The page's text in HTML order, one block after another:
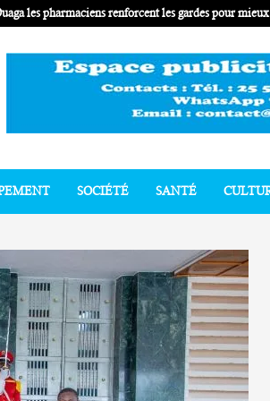
les pharmaciens renforcent les gardes pour
SOCIÉTÉ SANTÉ